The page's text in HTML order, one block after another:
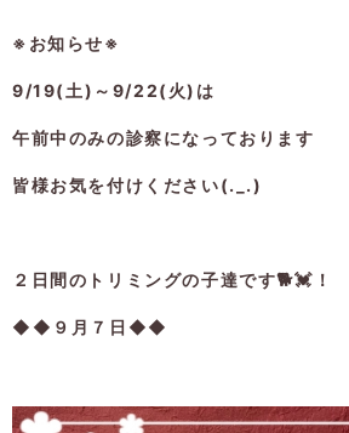
※お知らせ※
9/19(土)～9/22(火)は
午前中のみの診察になっております
皆様お気を付けください(._.)
２日間のトリミングの子達です🐕💓！
◆◆９月７日◆◆